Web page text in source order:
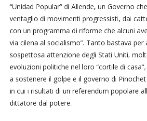
“Unidad Popular” di Allende, un Governo
ventaglio di movimenti progressisti, dai
con un programma di riforme che alcuni
via cilena al socialismo”. Tanto bastava per
sospettosa attenzione degli Stati Uniti,
evoluzioni politiche nel loro “cortile di
a sostenere il golpe e il governo di
in cui i risultati di un referendum popolare
dittatore dal potere.